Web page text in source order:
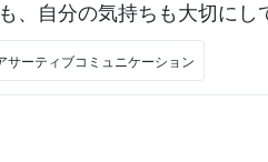
、自分の気持ちも大切にし
サーティブコミュニケーション